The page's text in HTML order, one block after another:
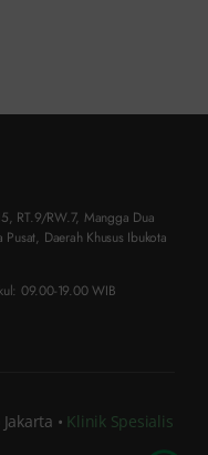
RT.9/RW.7, Mangga Dua
Pusat, Daerah Khusus Ibukota
09.00-19.00 WIB
• Klinik Spesialis